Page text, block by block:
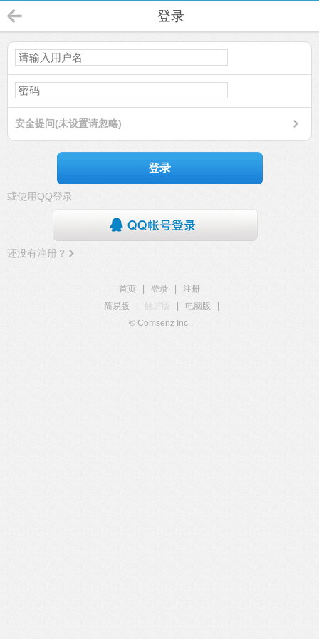
登录
安全提问(未设置请忽略)
登录
或使用QQ登录
还没有注册？
首页 登录
注册
简易版
触屏版 电脑版
© Comsenz Inc.